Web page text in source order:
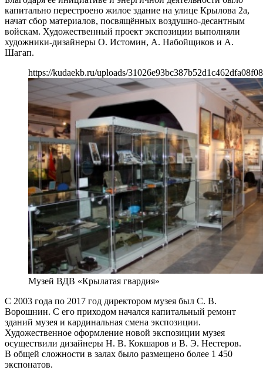
капитально перестроено жилое здание на улице Крылова 2а,
начат сбор материалов, посвящённых воздушно-десантным
войскам. Художественный проект экспозиции выполняли
художники-дизайнеры О. Истомин, А. Набойщиков и А.
Шагап.
https://kudaekb.ru/uploads/
Музей ВДВ «Крылатая гвардия»
C 2003 года по 2017 год директором музея был С. В.
Ворошнин. С его приходом начался капитальный ремонт
зданий музея и кардинальная смена экспозиции.
Художественное оформление новой экспозиции музея
осуществили дизайнеры Н. В. Кокшаров и В. Э. Нестеров.
В общей сложности в залах было размещено более 1 450
экспонатов.